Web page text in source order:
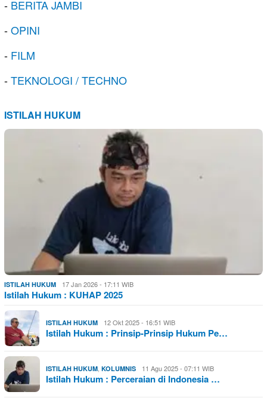
- BERITA JAMBI
-OPINI
- FILM
-TEKNOLOGI / TECHNO
ISTILAH HUKUM
ISTILAH HUKUM 17 Jan 2026 - 17:11 WIB
Istilah Hukum : KUHAP 2025
ISTILAH HUKUM 12 Okt 2025 - 16:51 WIB
Istilah Hukum : Prinsip-Prinsip Hukum Pe…
ISTILAH HUKUM, KOLUMNIS 11 Agu 2025 - 07:11 WIB
Istilah Hukum : Perceraian di Indonesia …